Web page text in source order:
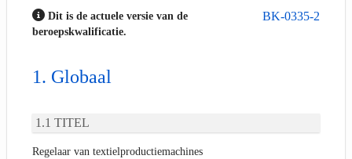
BK-0335-2
Dit is de actuele versie van de
beroepskwalificatie.
Globaal
TITEL
Regelaar van textielproductiemachines